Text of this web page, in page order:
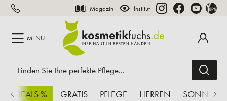
springen Magazin Institut
MENÜ
% GRATIS PFLEGE HERREN SONNE